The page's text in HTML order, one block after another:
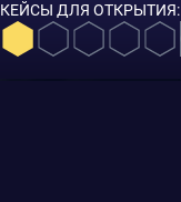
КЕЙСЫ ДЛЯ ОТКРЫТИЯ: